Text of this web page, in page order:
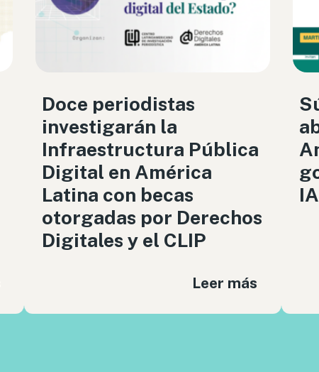
Doce periodistas
investigarán la
Infraestructura Pública
Digital en América
Latina con becas
otorgadas por Derechos
Digitales y el CLIP
Leer más
IA